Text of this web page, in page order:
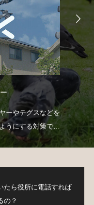
ーやテグスなどを
うにする対策で
たら役所に電話すれば
の？